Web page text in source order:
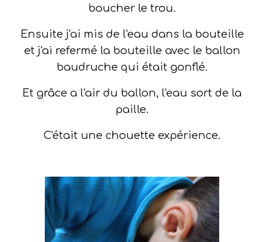
boucher le trou.
Ensuite j'ai mis de l'eau dans la bouteille
et j'ai refermé la bouteille avec le ballon
baudruche qui était gonflé.
Et grâce a l'air du ballon, l'eau sort de la
paille.
C'était une chouette expérience.